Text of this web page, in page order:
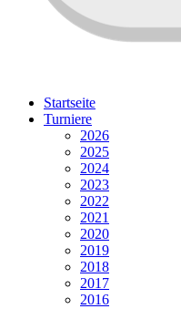
Startseite
Turniere
2026
2025
2024
2023
2022
2021
2020
2019
2018
2017
2016